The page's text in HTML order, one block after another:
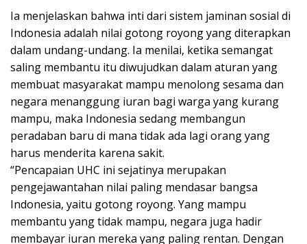
Ia menjelaskan bahwa inti dari sistem jaminan sosial di
Indonesia adalah nilai gotong royong yang diterapkan
dalam undang-undang. Ia menilai, ketika semangat
saling membantu itu diwujudkan dalam aturan yang
membuat masyarakat mampu menolong sesama dan
negara menanggung iuran bagi warga yang kurang
mampu, maka Indonesia sedang membangun
peradaban baru di mana tidak ada lagi orang yang
harus menderita karena sakit.
“Pencapaian UHC ini sejatinya merupakan
pengejawantahan nilai paling mendasar bangsa
Indonesia, yaitu gotong royong. Yang mampu
membantu yang tidak mampu, negara juga hadir
membayar iuran mereka yang paling rentan. Dengan